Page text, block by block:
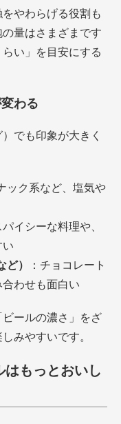
やわらげる役割も
量はさまざまです
い」を目安にする
わる
でも印象が大きく
ック系など、塩気や
イシーな料理や、
い
）
：チョコレート
わせも面白い
ールの濃さ」をざ
みやすいです。
はもっとおいし